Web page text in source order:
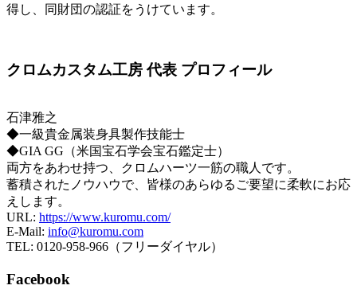
得し、同財団の認証をうけています。
クロムカスタム工房 代表 プロフィール
石津雅之
◆一級貴金属装身具製作技能士
◆GIA GG（米国宝石学会宝石鑑定士）
両方をあわせ持つ、クロムハーツ一筋の職人です。
蓄積されたノウハウで、皆様のあらゆるご要望に柔軟にお応
えします。
URL: https://www.kuromu.com/
E-Mail: info@kuromu.com
TEL: 0120-958-966（フリーダイヤル）
Facebook